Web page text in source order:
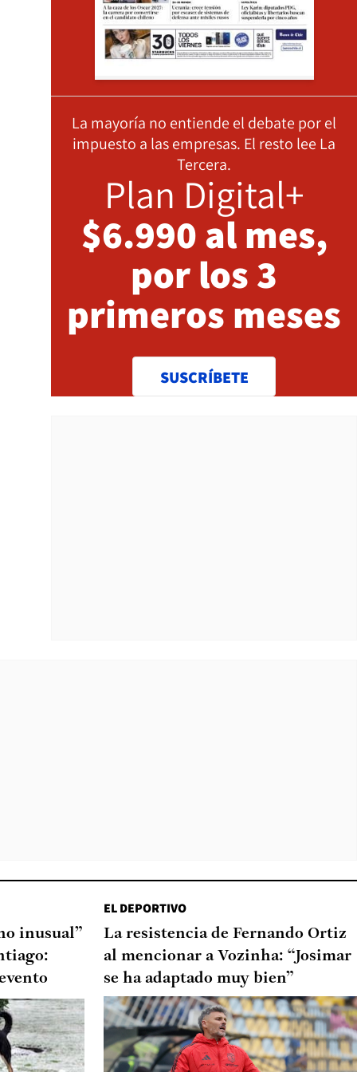
La mayoría no entiende el debate por el
impuesto a las empresas. El resto lee La
Tercera.
Plan Digital+
$6.990 al mes,
por los 3
primeros meses
SUSCRÍBETE
inusual”
EL DEPORTIVO
La resistencia de Fernando Ortiz
al mencionar a Vozinha: “Josimar
se ha adaptado muy bien”